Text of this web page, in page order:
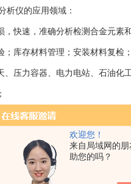
欢迎您！
来自局域网的
助您的吗？
仪的应用领域：
快速，准确分析检测合金元素和
库存材料管理；安装材料复检；
压力容器、电力电站、石油化工
制。
坚固耐用；